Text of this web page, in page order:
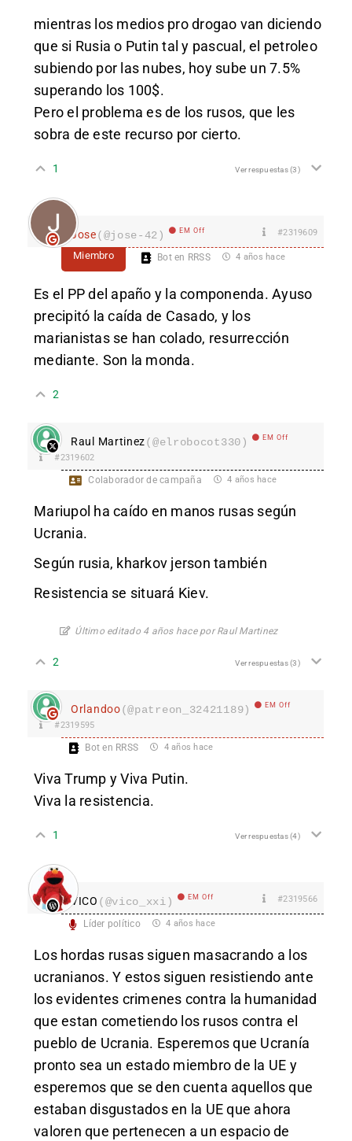
mientras los medios pro drogao van diciendo
que si Rusia o Putin tal y pascual, el petroleo
subiendo por las nubes, hoy sube un 7.5%
superando los 100$.
Pero el problema es de los rusos, que les
sobra de este recurso por cierto.
1 Ver respuestas(3)
Jose(@jose-42) EM Off #2319609
Miembro Bot en RRSS 4 años hace
Es el PP del apaño y la componenda. Ayuso
precipitó la caída de Casado, y los
marianistas se han colado, resurrección
mediante. Son la monda.
2
Raul Martinez(@elrobocot330) EM Off
#2319602
Colaborador de campaña 4 años hace
Mariupol ha caído en manos rusas según
Ucrania.
Según rusia, kharkov jerson también
Resistencia se situará Kiev.
Último editado 4 años hace por Raul Martinez
2 Ver respuestas(3)
Orlandoo(@patreon_32421189) EM Off
#2319595
Bot en RRSS 4 años hace
Viva Trump y Viva Putin.
Viva la resistencia.
1 Ver respuestas(4)
VICO (@vico_xxi) EM Off #2319566
Líder político 4 años hace
Los hordas rusas siguen masacrando a los
ucranianos. Y estos siguen resistiendo ante
los evidentes crimenes contra la humanidad
que estan cometiendo los rusos contra el
pueblo de Ucrania. Esperemos que Ucranía
pronto sea un estado miembro de la UE y
esperemos que se den cuenta aquellos que
estaban disgustados en la UE que ahora
valoren que pertenecen a un espacio de